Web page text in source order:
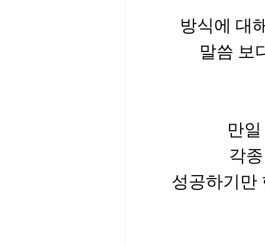
방식에 대
말씀 보
만
각
성공하기만